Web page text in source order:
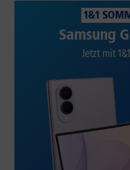
1&1
Samsung
Jetzt mit